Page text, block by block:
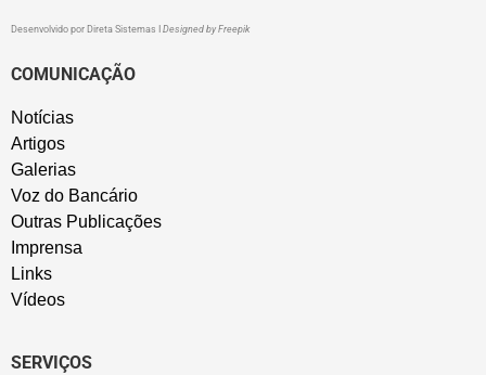
Desenvolvido por Direta Sistemas Designed by Freepik
COMUNICAÇÃO
Notícias
Artigos
Galerias
Voz do Bancário
Outras Publicações
Imprensa
Links
Vídeos
SERVIÇOS